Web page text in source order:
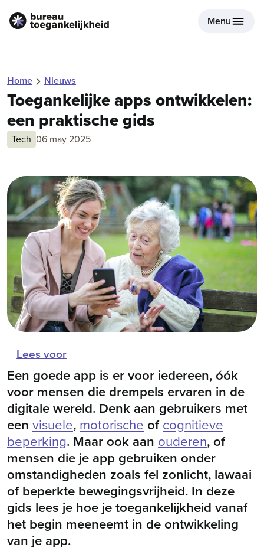
Menu
Home Nieuws
Toegankelijke apps ontwikkelen:
een praktische gids
Alle artikelen over
Tech 06 may 2025
Lees voor
Een goede app is er voor iedereen, óók
voor mensen die drempels ervaren in de
digitale wereld. Denk aan gebruikers met
een visuele, motorische ofcognitieve
beperking. Maar ook aan ouderen, of
mensen die je app gebruiken onder
omstandigheden zoals fel zonlicht, lawaai
of beperkte bewegingsvrijheid. In deze
gids lees je hoe je toegankelijkheid vanaf
het begin meeneemt in de ontwikkeling
van je app.